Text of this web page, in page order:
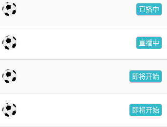
直播中
直播中
即将开始
即将开始